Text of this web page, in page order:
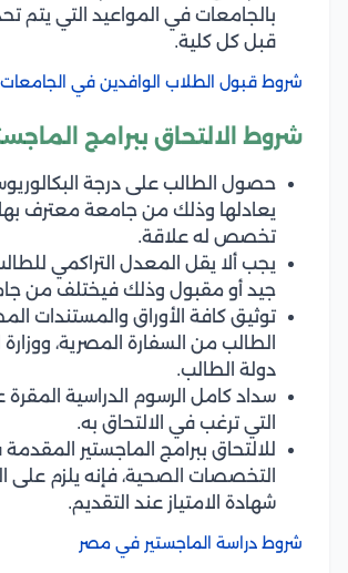
بالجامعات في المواعيد التي يتم
قبل كل كلية.
شروط قبول الطلاب الوافدين في
شروط الالتحاق ببرامج
حصول الطالب على درجة
يعادلها وذلك من جامعة معترف
تخصص له علاقة.
يجب ألا يقل المعدل التراكمي
جيد أو مقبول وذلك فيختلف من
توثيق كافة الأوراق والمستندات
الطالب من السفارة المصرية،
دولة الطالب.
سداد كامل الرسوم الدراسية المقرة
التي ترغب في الالتحاق به.
للالتحاق ببرامج الماجستير
التخصصات الصحية، فإنه يلزم على
شهادة الامتياز عند التقديم.
شروط دراسة الماجستير في مصر